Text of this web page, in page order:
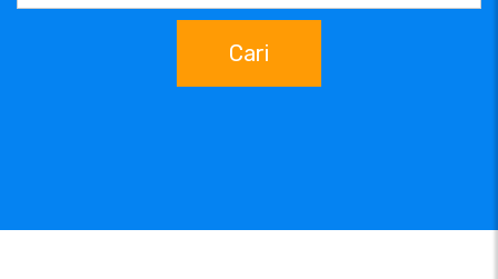
Cari